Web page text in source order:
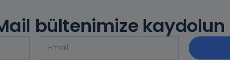
bültenimize kaydolun